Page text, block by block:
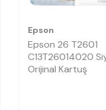
Epson
Epson 26 T2601
C13T26014020
Orijinal Kartuş